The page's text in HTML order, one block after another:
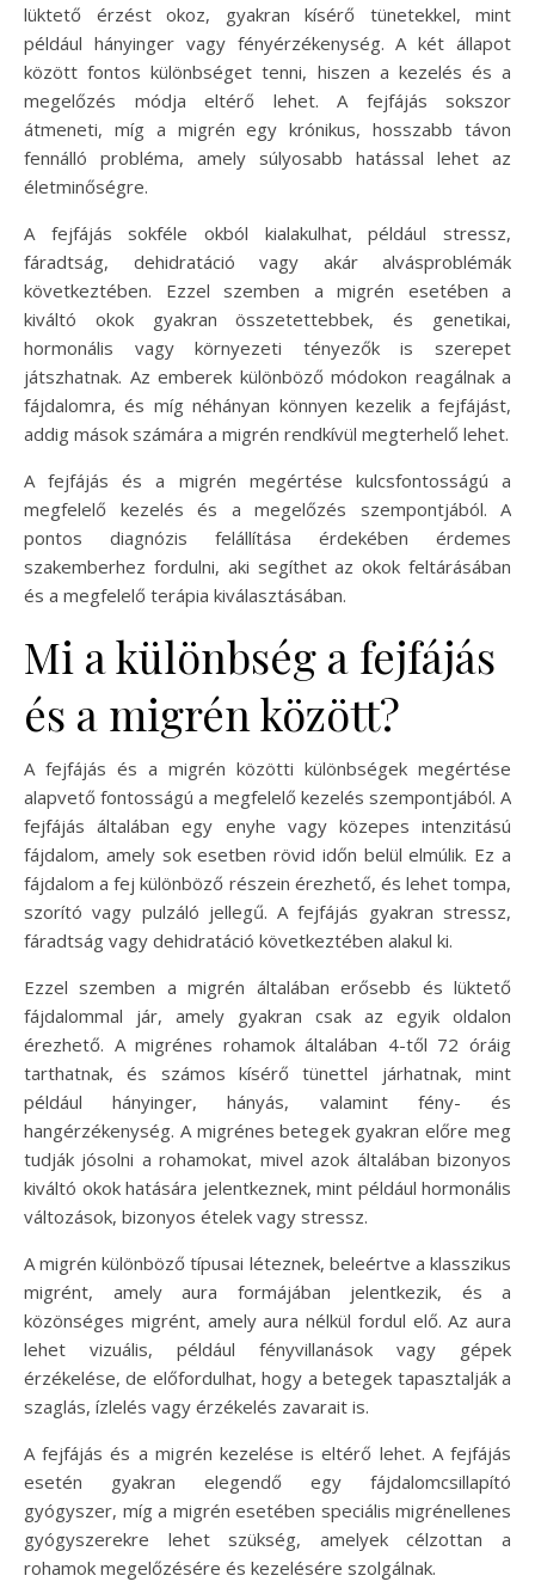
lüktető érzést okoz, gyakran kísérő tünetekkel, mint
például hányinger vagy fényérzékenység. A két állapot
között fontos különbséget tenni, hiszen a kezelés és a
megelőzés módja eltérő lehet. A fejfájás sokszor
átmeneti, míg a migrén egy krónikus, hosszabb távon
fennálló probléma, amely súlyosabb hatással lehet az
életminőségre.
A fejfájás sokféle okból kialakulhat, például stressz,
fáradtság, dehidratáció vagy akár alvásproblémák
következtében. Ezzel szemben a migrén esetében a
kiváltó okok gyakran összetettebbek, és genetikai,
hormonális vagy környezeti tényezők is szerepet
játszhatnak. Az emberek különböző módokon reagálnak a
fájdalomra, és míg néhányan könnyen kezelik a fejfájást,
addig mások számára a migrén rendkívül megterhelő lehet.
A fejfájás és a migrén megértése kulcsfontosságú a
megfelelő kezelés és a megelőzés szempontjából. A
pontos diagnózis felállítása érdekében érdemes
szakemberhez fordulni, aki segíthet az okok feltárásában
és a megfelelő terápia kiválasztásában.
Mi a különbség a fejfájás
és a migrén között?
A fejfájás és a migrén közötti különbségek megértése
alapvető fontosságú a megfelelő kezelés szempontjából. A
fejfájás általában egy enyhe vagy közepes intenzitású
fájdalom, amely sok esetben rövid időn belül elmúlik. Ez a
fájdalom a fej különböző részein érezhető, és lehet tompa,
szorító vagy pulzáló jellegű. A fejfájás gyakran stressz,
fáradtság vagy dehidratáció következtében alakul ki.
Ezzel szemben a migrén általában erősebb és lüktető
fájdalommal jár, amely gyakran csak az egyik oldalon
érezhető. A migrénes rohamok általában 4-től 72 óráig
tarthatnak, és számos kísérő tünettel járhatnak, mint
például hányinger, hányás, valamint fény- és
hangérzékenység. A migrénes betegek gyakran előre meg
tudják jósolni a rohamokat, mivel azok általában bizonyos
kiváltó okok hatására jelentkeznek, mint például hormonális
változások, bizonyos ételek vagy stressz.
A migrén különböző típusai léteznek, beleértve a klasszikus
migrént, amely aura formájában jelentkezik, és a
közönséges migrént, amely aura nélkül fordul elő. Az aura
lehet vizuális, például fényvillanások vagy gépek
érzékelése, de előfordulhat, hogy a betegek tapasztalják a
szaglás, ízlelés vagy érzékelés zavarait is.
A fejfájás és a migrén kezelése is eltérő lehet. A fejfájás
esetén gyakran elegendő egy fájdalomcsillapító
gyógyszer, míg a migrén esetében speciális migrénellenes
gyógyszerekre lehet szükség, amelyek célzottan a
rohamok megelőzésére és kezelésére szolgálnak.